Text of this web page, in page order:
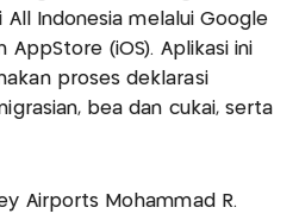
Indonesia melalui Google
AppStore (iOS). Aplikasi ini
proses deklarasi
bea dan cukai, serta
Airports Mohammad R.